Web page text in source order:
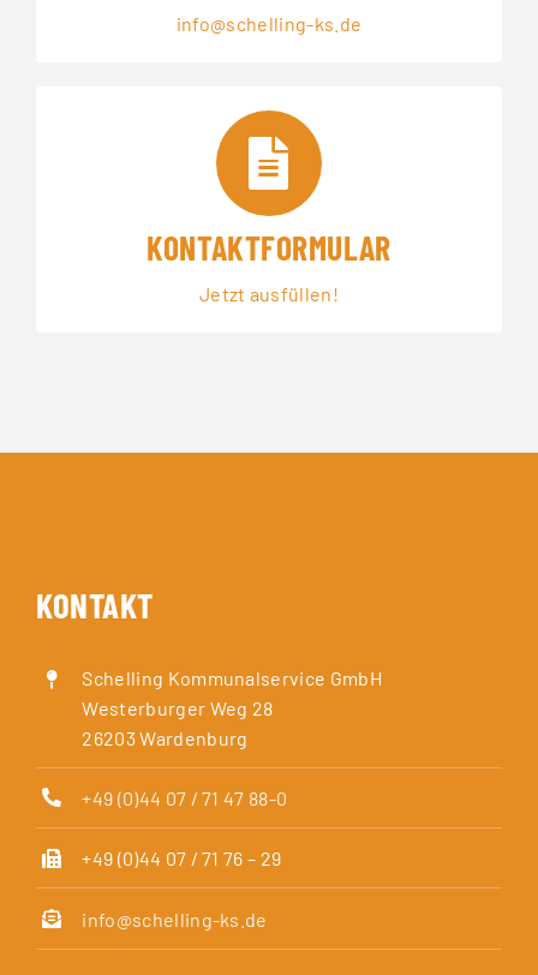
info@schelling-ks.de
KONTAKTFORMULAR
Jetzt ausfüllen!
KONTAKT
Schelling Kommunalservice GmbH
Westerburger Weg 28
26203 Wardenburg
+49 (0)44 07 / 71 47 88-0
+49 (0)44 07 / 71 76 – 29
info@schelling-ks.de